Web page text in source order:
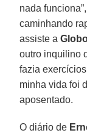
nada
caminhando
assiste a
outro inquilino
fazia
minha vida foi
aposentado.
O diário de